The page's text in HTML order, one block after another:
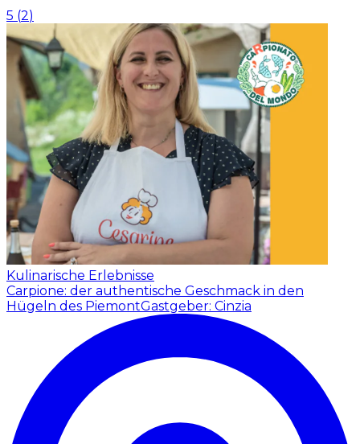
5 (2)
Kulinarische Erlebnisse
Carpione: der authentische Geschmack in den
Hügeln des PiemontGastgeber: Cinzia